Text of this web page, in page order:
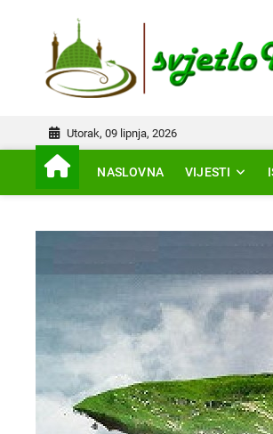
Utorak, 09 lipnja, 2026
NASLOVNA VIJESTI